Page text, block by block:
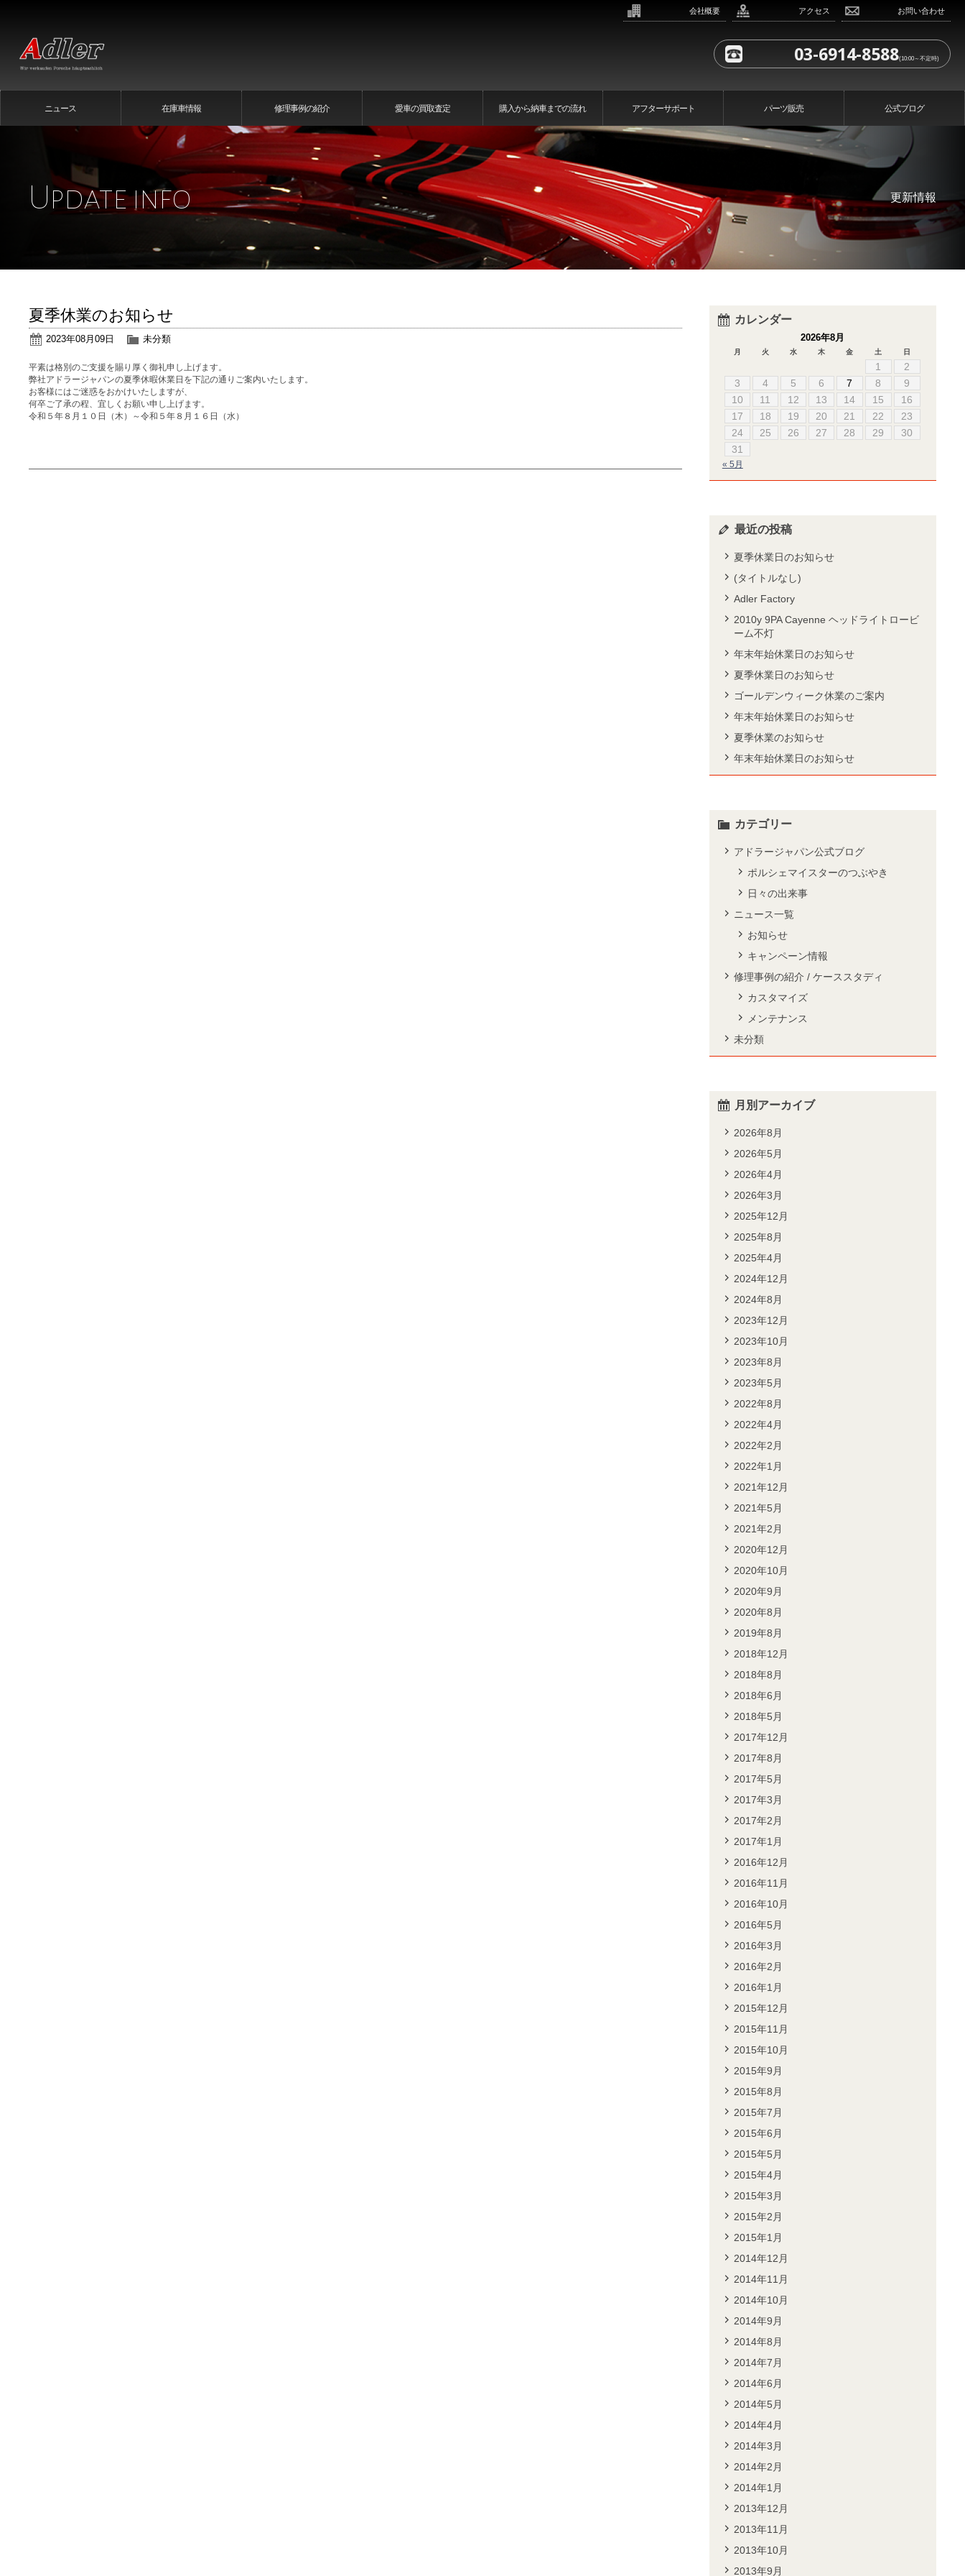
会社概要 アクセス お問い合わせ
03-6914-8588(10:00～不定時)
ニュース 在庫車情報 修理事例の紹介 愛車の買取査定 購入から納車までの流れ アフターサポート パーツ販売 公式ブログ
Update info 更新情報
夏季休業のお知らせ
2023年08月09日 未分類
平素は格別のご支援を賜り厚く御礼申し上げます。
弊社アドラージャパンの夏季休暇休業日を下記の通りご案内いたします。
お客様にはご迷惑をおかけいたしますが、
何卒ご了承の程、宜しくお願い申し上げます。
令和５年８月１０日（木）～令和５年８月１６日（水）
カレンダー
2026年8月
月 火 水 木 金 土 日
1
2
3
4 5 6 7 8
9
10
11 12 13 14 15
16
17
18 19 20 21 22
23
24
25 26 27 28 29
30
31
« 5月
最近の投稿
夏季休業日のお知らせ
(タイトルなし)
Adler Factory
2010y 9PA Cayenne ヘッドライトロービ
ーム不灯
年末年始休業日のお知らせ
夏季休業日のお知らせ
ゴールデンウィーク休業のご案内
年末年始休業日のお知らせ
夏季休業のお知らせ
年末年始休業日のお知らせ
カテゴリー
アドラージャパン公式ブログ
ポルシェマイスターのつぶやき
日々の出来事
ニュース一覧
お知らせ
キャンペーン情報
修理事例の紹介 / ケーススタディ
カスタマイズ
メンテナンス
未分類
月別アーカイブ
2026年8月
2026年5月
2026年4月
2026年3月
2025年12月
2025年8月
2025年4月
2024年12月
2024年8月
2023年12月
2023年10月
2023年8月
2023年5月
2022年8月
2022年4月
2022年2月
2022年1月
2021年12月
2021年5月
2021年2月
2020年12月
2020年10月
2020年9月
2020年8月
2019年8月
2018年12月
2018年8月
2018年6月
2018年5月
2017年12月
2017年8月
2017年5月
2017年3月
2017年2月
2017年1月
2016年12月
2016年11月
2016年10月
2016年5月
2016年3月
2016年2月
2016年1月
2015年12月
2015年11月
2015年10月
2015年9月
2015年8月
2015年7月
2015年6月
2015年5月
2015年4月
2015年3月
2015年2月
2015年1月
2014年12月
2014年11月
2014年10月
2014年9月
2014年8月
2014年7月
2014年6月
2014年5月
2014年4月
2014年3月
2014年2月
2014年1月
2013年12月
2013年11月
2013年10月
2013年9月